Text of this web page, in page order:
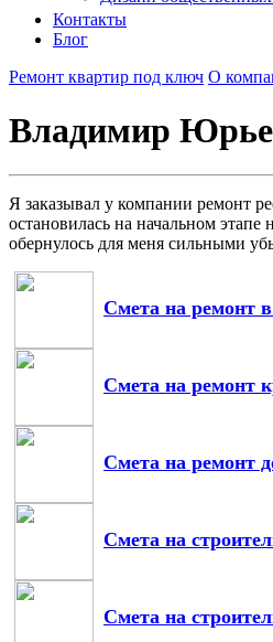
Контакты
Блог
Ремонт квартир под ключ О
Владимир
Я заказывал у компании ремонт
остановилась на начальном
обернулось для меня сильными
Смета на ремонт
Смета на ремонт
Смета на ремонт
Смета на
Смета на